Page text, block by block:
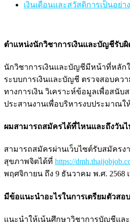
เงินเดือนและสวัสดิการเป็นอย่า
ตำแหน่งนักวิชาการเงินและบัญชีรับผิ
นักวิชาการเงินและบัญชีมีหน้าที่หลัก
ระบบการเงินและบัญชี ตรวจสอบคว
ทางการเงิน วิเคราะห์ข้อมูลเพื่อสนับ
ประสานงานเพื่อบริหารงบประมาณ
ผมสามารถสมัครได้ที่ไหนและถึงวันไ
สามารถสมัครผ่านเว็บไซต์รับสมัครง
สุขภาพจิตได้ที่ https://
พฤศจิกายน ถึง 9 ธันวาคม พ.ศ. 2568
มีข้อแนะนำอะไรในการเตรียมตัวสอ
แนะนำให้เน้นศึกษาวิชาการบัญชีแล